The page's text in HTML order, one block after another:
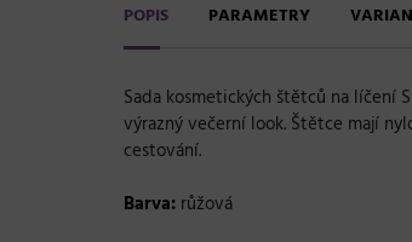
POPIS PARAMETRY
Sada kosmetických štětců na líčení
výrazný večerní look. Štětce mají
cestování.
Barva: růžová